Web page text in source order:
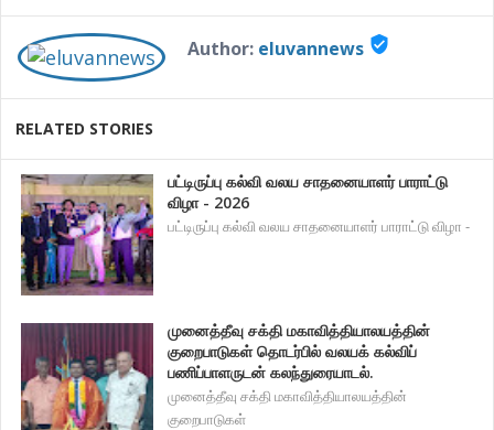
Author: eluvannews verified_user
RELATED STORIES
பட்டிருப்பு கல்வி வலய சாதனையாளர் பாராட்டு
விழா - 2026
பட்டிருப்பு கல்வி வலய சாதனையாளர் பாராட்டு விழா -
முனைத்தீவு சக்தி மகாவித்தியாலயத்தின்
குறைபாடுகள் தொடர்பில் வலயக் கல்விப்
பணிப்பாளருடன் கலந்துரையாடல்.
முனைத்தீவு சக்தி மகாவித்தியாலயத்தின்
குறைபாடுகள்